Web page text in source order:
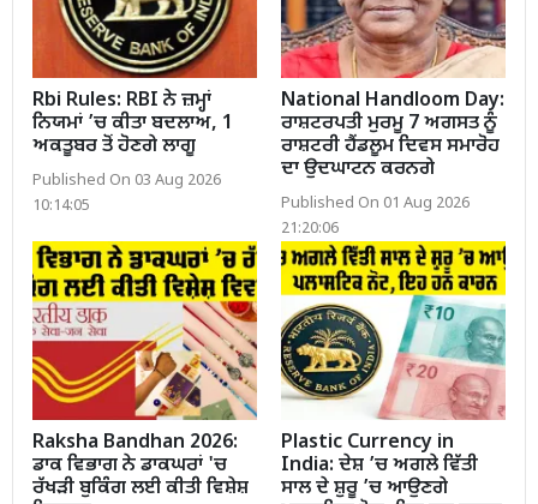
Rbi Rules: RBI ਨੇ ਜ਼ਮ੍ਹਾਂ
ਨਿਯਮਾਂ ’ਚ ਕੀਤਾ ਬਦਲਾਅ, 1
ਅਕਤੂਬਰ ਤੋਂ ਹੋਣਗੇ ਲਾਗੂ
Published On 03 Aug 2026
10:14:05
National Handloom Day:
ਰਾਸ਼ਟਰਪਤੀ ਮੁਰਮੂ 7 ਅਗਸਤ ਨੂੰ
ਰਾਸ਼ਟਰੀ ਹੈਂਡਲੂਮ ਦਿਵਸ ਸਮਾਰੋਹ
ਦਾ ਉਦਘਾਟਨ ਕਰਨਗੇ
Published On 01 Aug 2026
21:20:06
Raksha Bandhan 2026:
ਡਾਕ ਵਿਭਾਗ ਨੇ ਡਾਕਘਰਾਂ 'ਚ
ਰੱਖੜੀ ਬੁਕਿੰਗ ਲਈ ਕੀਤੀ ਵਿਸ਼ੇਸ਼
Plastic Currency in
India: ਦੇਸ਼ ’ਚ ਅਗਲੇ ਵਿੱਤੀ
ਸਾਲ ਦੇ ਸ਼ੁਰੂ ’ਚ ਆਉਣਗੇ